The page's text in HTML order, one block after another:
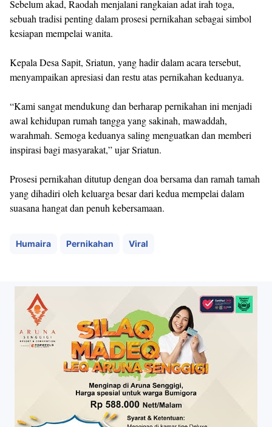
Sebelum akad, Raodah menjalani rangkaian adat irah toga,
sebuah tradisi penting dalam prosesi pernikahan sebagai simbol
kesiapan mempelai wanita.
Kepala Desa Sapit, Sriatun, yang hadir dalam acara tersebut,
menyampaikan apresiasi dan restu atas pernikahan keduanya.
“Kami sangat mendukung dan berharap pernikahan ini menjadi
awal kehidupan rumah tangga yang sakinah, mawaddah,
warahmah. Semoga keduanya saling menguatkan dan memberi
inspirasi bagi masyarakat,” ujar Sriatun.
Prosesi pernikahan ditutup dengan doa bersama dan ramah tamah
yang dihadiri oleh keluarga besar dari kedua mempelai dalam
suasana hangat dan penuh kebersamaan.
Humaira Pernikahan Viral